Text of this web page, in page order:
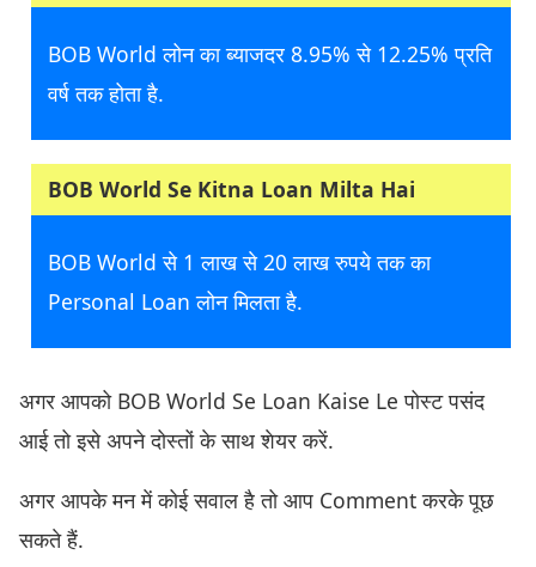
BOB World लोन का ब्याजदर 8.95% से 12.25% प्रति
वर्ष तक होता है.
BOB World Se Kitna Loan Milta Hai
BOB World से 1 लाख से 20 लाख रुपये तक का
Personal Loan लोन मिलता है.
अगर आपको BOB World Se Loan Kaise Le पोस्ट पसंद
आई तो इसे अपने दोस्तों के साथ शेयर करें.
अगर आपके मन में कोई सवाल है तो आप Comment करके पूछ
सकते हैं.